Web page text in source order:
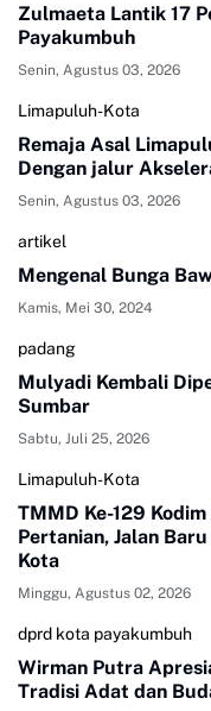
Zulmaeta Lantik 17
Payakumbuh
Senin, Agustus 03, 2026
Limapuluh-Kota
Remaja Asal
Dengan jalur
Senin, Agustus 03, 2026
artikel
Mengenal Bunga
Kamis, Mei 30, 2024
padang
Mulyadi Kembali
Sumbar
Sabtu, Juli 25, 2026
Limapuluh-Kota
TMMD Ke-129
Pertanian, Jalan
Kota
Minggu, Agustus 02, 2026
dprd kota payakumbuh
Wirman Putra
Tradisi Adat dan